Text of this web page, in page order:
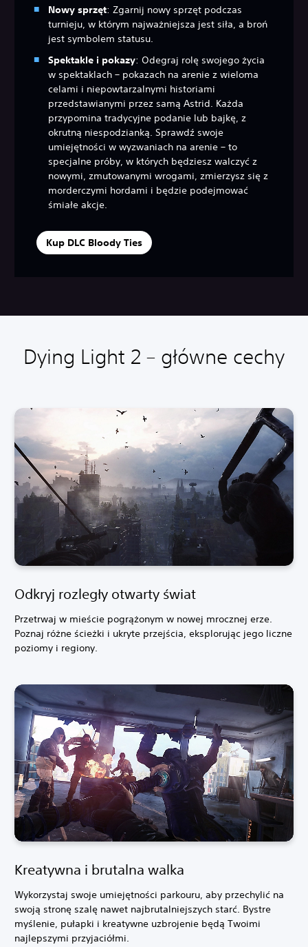
Nowy sprzęt: Zgarnij nowy sprzęt podczas
turnieju, w którym najważniejsza jest siła, a broń
jest symbolem statusu.
Spektakle i pokazy: Odegraj rolę swojego życia
w spektaklach – pokazach na arenie z wieloma
celami i niepowtarzalnymi historiami
przedstawianymi przez samą Astrid. Każda
przypomina tradycyjne podanie lub bajkę, z
okrutną niespodzianką. Sprawdź swoje
umiejętności w wyzwaniach na arenie – to
specjalne próby, w których będziesz walczyć z
nowymi, zmutowanymi wrogami, zmierzysz się z
morderczymi hordami i będzie podejmować
śmiałe akcje.
Kup DLC Bloody Ties
Dying Light 2 – główne cechy
Odkryj rozległy otwarty świat
Przetrwaj w mieście pogrążonym w nowej mrocznej erze.
Poznaj różne ścieżki i ukryte przejścia, eksplorując jego liczne
poziomy i regiony.
Kreatywna i brutalna walka
Wykorzystaj swoje umiejętności parkouru, aby przechylić na
swoją stronę szalę nawet najbrutalniejszych starć. Bystre
myślenie, pułapki i kreatywne uzbrojenie będą Twoimi
najlepszymi przyjaciółmi.